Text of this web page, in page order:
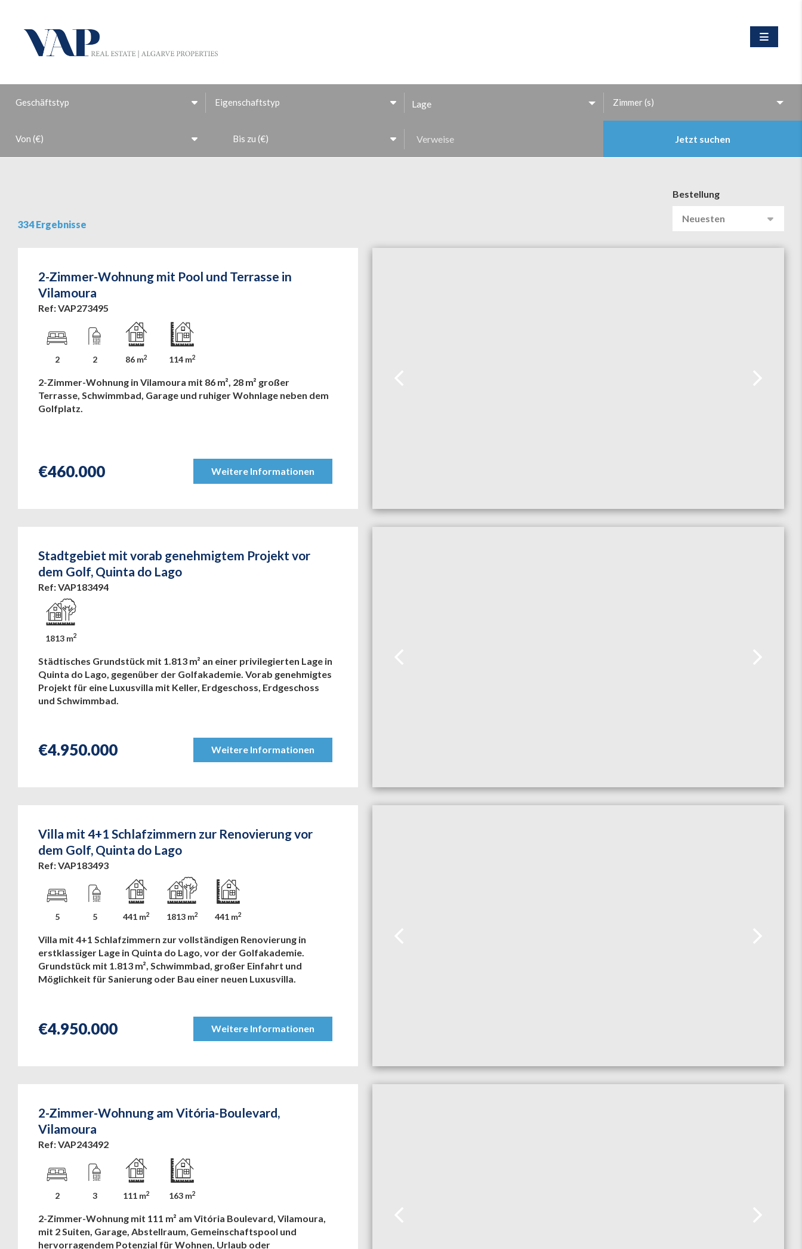
Geschäftstyp Eigenschaftstyp Lage
Von (€) Bis zu (€) Jetzt suchen
334 Ergebnisse
Bestellung
Neuesten
2-Zimmer-Wohnung mit Pool und Terrasse in
Vilamoura
Ref: VAP273495
2 2 86 m2 114 m2
2-Zimmer-Wohnung in Vilamoura mit 86 m², 28 m² großer
Terrasse, Schwimmbad, Garage und ruhiger Wohnlage neben dem
Golfplatz.
€460.000 Weitere Informationen
Stadtgebiet mit vorab genehmigtem Projekt vor
dem Golf, Quinta do Lago
Ref: VAP183494
1813 m2
Städtisches Grundstück mit 1.813 m² an einer privilegierten Lage in
Quinta do Lago, gegenüber der Golfakademie. Vorab genehmigtes
Projekt für eine Luxusvilla mit Keller, Erdgeschoss, Erdgeschoss
und Schwimmbad.
€4.950.000 Weitere Informationen
Villa mit 4+1 Schlafzimmern zur Renovierung vor
dem Golf, Quinta do Lago
Ref: VAP183493
5 5 441 m2 1813 m2 441 m2
Villa mit 4+1 Schlafzimmern zur vollständigen Renovierung in
erstklassiger Lage in Quinta do Lago, vor der Golfakademie.
Grundstück mit 1.813 m², Schwimmbad, großer Einfahrt und
Möglichkeit für Sanierung oder Bau einer neuen Luxusvilla.
€4.950.000 Weitere Informationen
2-Zimmer-Wohnung am Vitória-Boulevard,
Vilamoura
Ref: VAP243492
2 3 111 m2 163 m2
2-Zimmer-Wohnung mit 111 m² am Vitória Boulevard, Vilamoura,
mit 2 Suiten, Garage, Abstellraum, Gemeinschaftspool und
hervorragendem Potenzial für Wohnen, Urlaub oder